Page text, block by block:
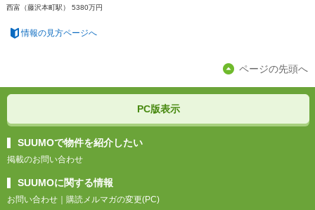
西富（藤沢本町駅） 5380万円
情報の見方ページへ
ページの先頭へ
PC版表示
SUUMOで物件を紹介したい
掲載のお問い合わせ
SUUMOに関する情報
お問い合わせ 購読メルマガの変更(PC)